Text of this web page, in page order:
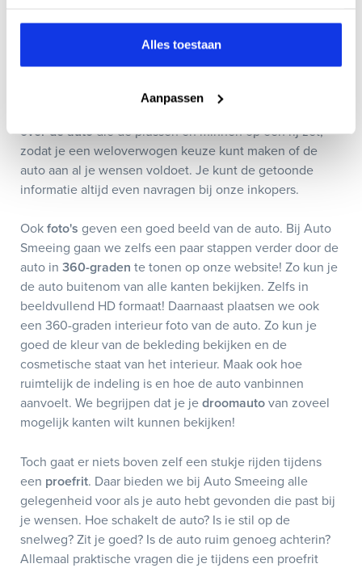
Alles toestaan
Aanpassen
3. Ga proefrijden
van de informatie die in de advertentie staat. In veel
over de autodie de plussen en minnen op een rij zet,
zodat je een weloverwogen keuze kunt maken of de
auto aan al je wensen voldoet. Je kunt de getoonde
informatie altijd even navragen bij onze inkopers.
Ook foto's geven een goed beeld van de auto. Bij Auto
Smeeing gaan we zelfs een paar stappen verder door de
auto in 360-graden te tonen op onze website! Zo kun je
de auto buitenom van alle kanten bekijken. Zelfs in
beeldvullend HD formaat! Daarnaast plaatsen we ook
een 360-graden interieur foto van de auto. Zo kun je
goed de kleur van de bekleding bekijken en de
cosmetische staat van het interieur. Maak ook hoe
ruimtelijk de indeling is en hoe de auto vanbinnen
aanvoelt. We begrijpen dat je je droomauto van zoveel
mogelijk kanten wilt kunnen bekijken!
Toch gaat er niets boven zelf een stukje rijden tijdens
een proefrit. Daar bieden we bij Auto Smeeing alle
gelegenheid voor als je auto hebt gevonden die past bij
je wensen. Hoe schakelt de auto? Is ie stil op de
snelweg? Zit je goed? Is de auto ruim genoeg achterin?
Allemaal praktische vragen die je tijdens een proefrit